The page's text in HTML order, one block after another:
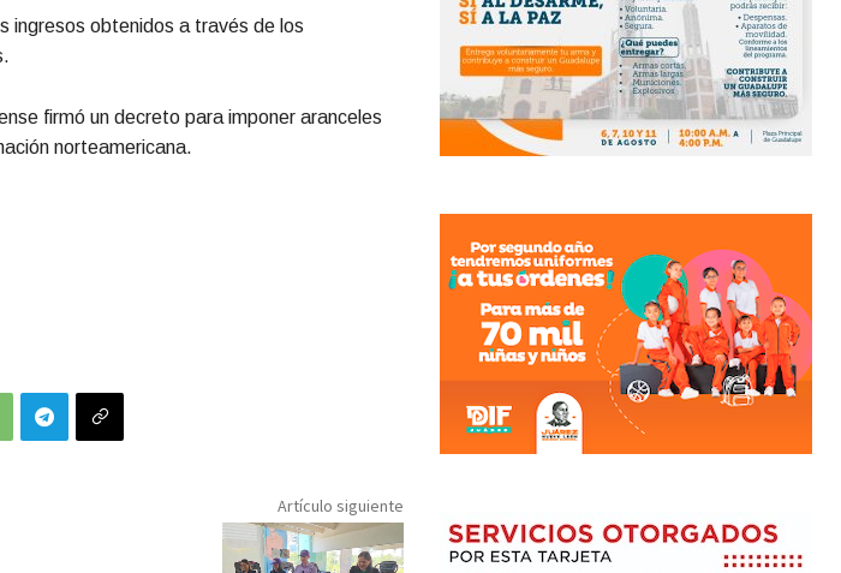
ingresos obtenidos a través de los
firmó un decreto para imponer aranceles
norteamericana.
Artículo siguiente